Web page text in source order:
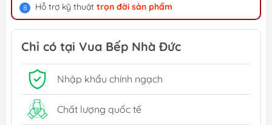
Hỗ trợ kỹ thuật trọn đời sản phẩm
Chỉ có tại Vua Bếp Nhà Đức
Nhập khẩu chính ngạch
Chất lượng quốc tế